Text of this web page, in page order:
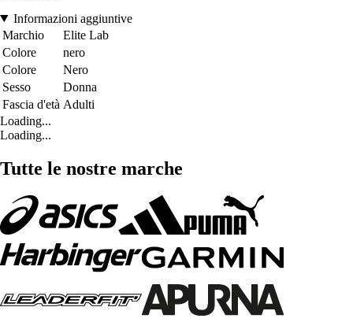
Informazioni aggiuntive
Marchio
Elite Lab
Colore
nero
Colore
Nero
Sesso
Donna
Fascia d'età Adulti
Loading...
Loading...
Tutte le nostre marche